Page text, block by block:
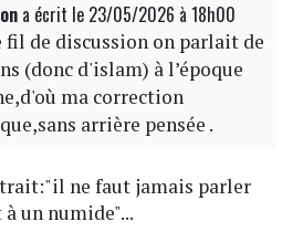
a écrit le 23/05/2026 à 18h00
fil de discussion on parlait de
(donc d'islam) à l’époque
ma correction
arrière pensée .
ne faut jamais parler
un numide"...